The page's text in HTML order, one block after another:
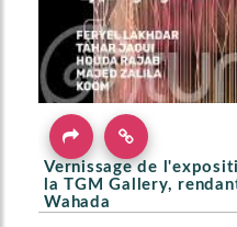
Vernissage de
la TGM Gallery,
Wahada